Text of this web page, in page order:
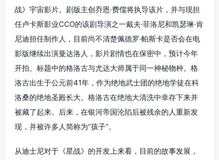
战》宇宙影片。剧版主创乔恩·费儒将执导该片，并与现担
任卢卡斯影业CCO的该剧导演之一戴夫·菲洛尼和凯瑟琳·肯
尼迪担任制作人，目前尚不清楚佩德罗·帕斯卡是否会在电
影版继续出演曼达洛人，影片剧情也在保密中，预计今年
开拍。标题中的格洛古与尤达大师属于同一神秘物种。格
洛古出生于公元前41年，作为绝地武士团的绝地学徒在科
洛桑的绝地圣殿长大。格洛古在绝地大清洗中幸存下来并
被藏了起来。后来，在银河帝国沦陷后被残余的人重新发
现，并被许多人简称为“孩子”。
从迪士尼对于《星战》的开发上来看，目前的故事发展，